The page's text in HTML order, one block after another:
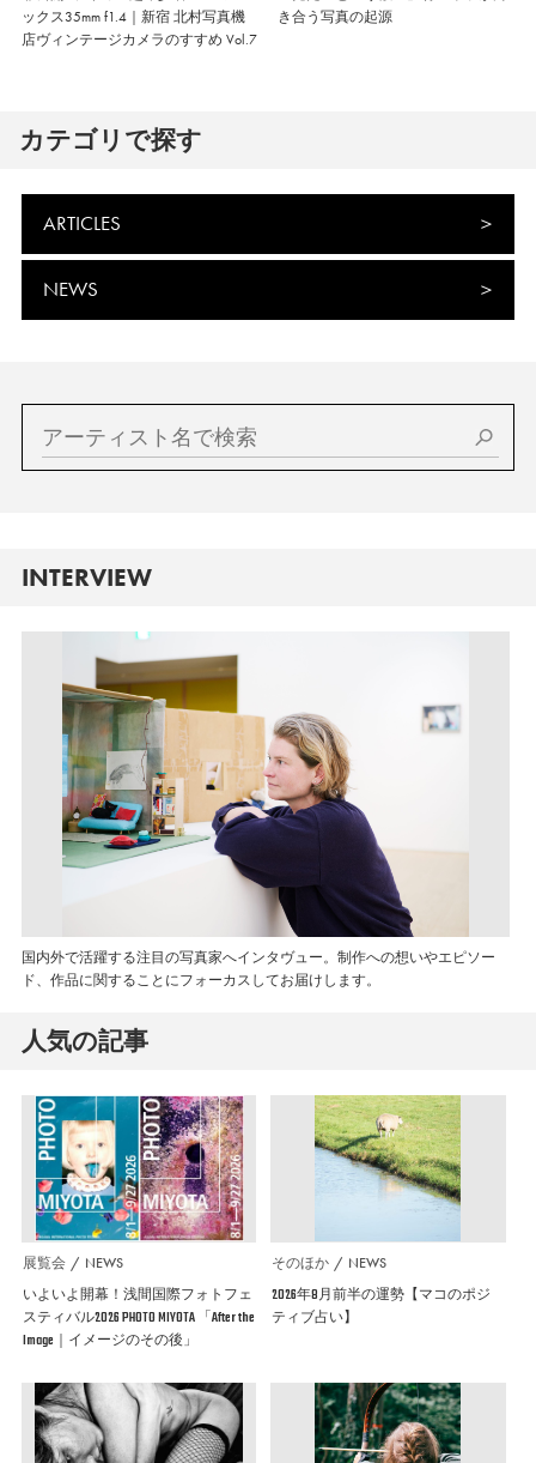
ックス35mm f1.4｜新宿 北村写真機
店ヴィンテージカメラのすすめ Vol.7
き合う写真の起源
カテゴリで探す
ARTICLES
NEWS
INTERVIEW
国内外で活躍する注目の写真家へインタヴュー。制作への想いやエピソー
ド、作品に関することにフォーカスしてお届けします。
人気の記事
展覧会 NEWS
いよいよ開幕！浅間国際フォトフェ
スティバル2026 PHOTO MIYOTA 「After the
Image｜イメージのその後」
そのほか NEWS
2026年8月前半の運勢【マコのポジ
ティブ占い】